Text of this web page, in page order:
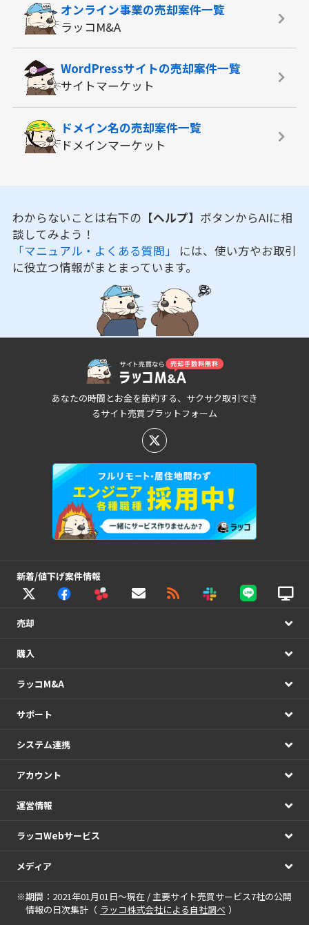
オンライン事業の売却案件一覧
ラッコM&A
WordPressサイトの売却案件一覧
サイトマーケット
ドメイン名の売却案件一覧
ドメインマーケット
わからないことは右下の 【ヘルプ】 ボタンからAIに相
談してみよう！
「マニュアル・よくある質問」 には、使い方やお取引
に役立つ情報がまとまっています。
あなたの時間とお金を節約する、サクサク取引でき
るサイト売買プラットフォーム
新着/値下げ案件情報
売却
購入
ラッコM&A
サポート
システム連携
アカウント
運営情報
ラッコWebサービス
メディア
※期間：2021年01月01日～現在 / 主要サイト売買サービス7社の公開
情報の日次集計（ ラッコ株式会社による自社調べ ）